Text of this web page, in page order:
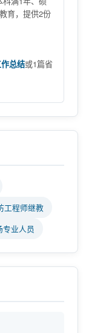
育，提供2份
总结或1篇省
工程师继教
业人员